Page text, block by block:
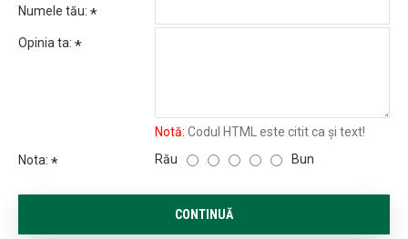
Numele tău:
Opinia ta:
Notă: Codul HTML este citit ca şi text!
Nota:
Rău Bun
CONTINUĂ